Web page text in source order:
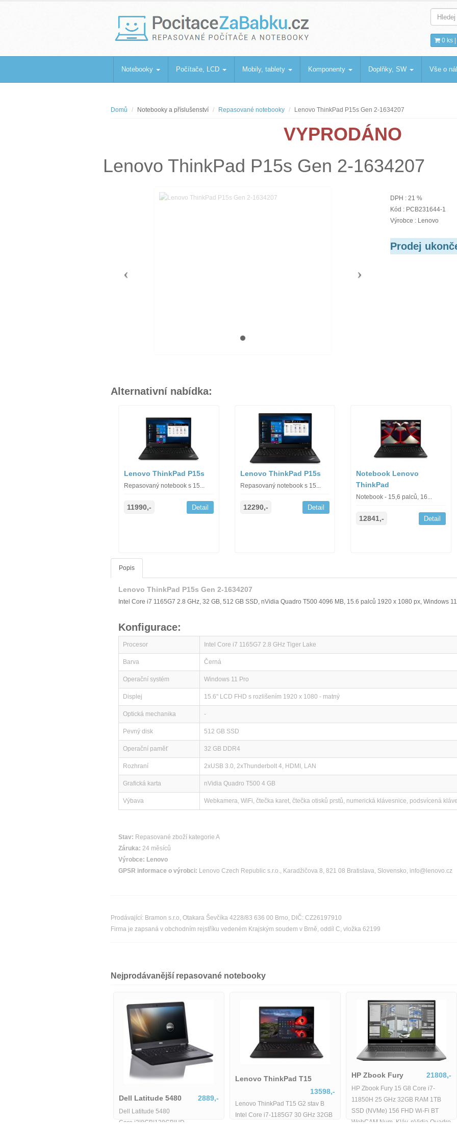
PocitaceZaBabku.cz
Repasované počítače a notebooky 0 ks |
Notebooky Počítače, LCD Mobily, tablety Komponenty Doplňky, SW Vše o
Domů Notebooky a příslušenství Repasované notebooky Lenovo ThinkPad P15s Gen 2-1634207
VYPRODÁNO
Lenovo ThinkPad P15s Gen 2-1634207
DPH : 21 %
Kód : PCB231644-1
Výrobce : Lenovo
Prodej
Alternativní nabídka:
Lenovo ThinkPad P15s
Repasovaný notebook s 15...
11990,- Detail
Lenovo ThinkPad P15s
Repasovaný notebook s 15...
12290,- Detail
Notebook Lenovo
ThinkPad
Notebook - 15,6 palců, 16...
12841,- Detail
Popis
Lenovo ThinkPad P15s Gen 2-1634207
Intel Core i7 1165G7 2.8 GHz, 32 GB, 512 GB SSD, nVidia Quadro T500 4096 MB, 15.6 palců 1920 x 1080 px, Windows
Konfigurace:
Procesor Intel Core i7 1165G7 2.8 GHz Tiger Lake
Barva Černá
Operační systém Windows 11 Pro
Displej 15.6" LCD FHD s rozlišením 1920 x 1080 - matný
Optická mechanika -
Pevný disk 512 GB SSD
Operační paměť 32 GB DDR4
Rozhraní 2xUSB 3.0, 2xThunderbolt 4, HDMI, LAN
Grafická karta nVidia Quadro T500 4 GB
Výbava Webkamera, WiFi, čtečka karet, čtečka otisků prstů, numerická klávesnice, podsvícená
Stav: Repasované zboží kategorie A
Záruka: 24 měsíců
Výrobce: Lenovo
GPSR informace o výrobci: Lenovo Czech Republic s.r.o., Karadžičova 8, 821 08 Bratislava, Slovensko, info@lenovo.cz
Prodávající: Bramon s.r.o, Otakara Ševčíka 4228/83 636 00 Brno, DIČ: CZ26197910
Firma je zapsaná v obchodním rejstříku vedeném Krajským soudem v Brně, oddíl C, vložka 62199
Nejprodávanější repasované notebooky
Dell Latitude 5480 2889,-
Dell Latitude 5480
Core i3|8GB|128GB|HD
Lenovo ThinkPad T15
13598,-
Lenovo ThinkPad T15 G2 stav B
Intel Core i7-1185G7 30 GHz 32GB
HP Zbook Fury 21808,-
HP Zbook Fury 15 G8 Core i7-
11850H 25 GHz 32GB RAM 1TB
SSD (NVMe) 156 FHD Wi-Fi BT
WebCAM Num. Kláv. nVidia Quadro